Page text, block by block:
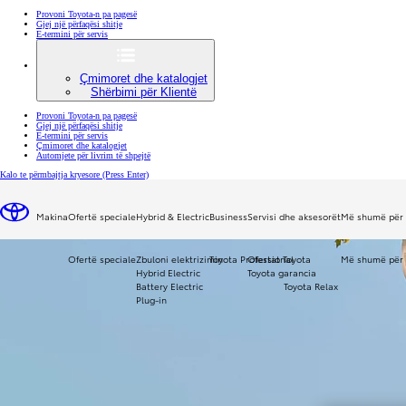
Provoni Toyota-n pa pagesë
Gjej një përfaqësi shitje
E-termini për servis
Çmimoret dhe katalogjet
Shërbimi për Klientë
Provoni Toyota-n pa pagesë
Gjej një përfaqësi shitje
E-termini për servis
Çmimoret dhe katalogjet
Automjete për livrim të shpejtë
Kalo te përmbajtja kryesore (Press Enter)
MakinaOfertë speciale
Ofertë speciale
Hybrid & Electric
Zbuloni elektrizimin
Hybrid Electric
Battery Electric
Plug-in
Business
Toyota Professional
Servisi dhe aksesorët
Ofertat Toyota
Toyota garancia
Toyota Relax
Më shumë për
Më shumë për